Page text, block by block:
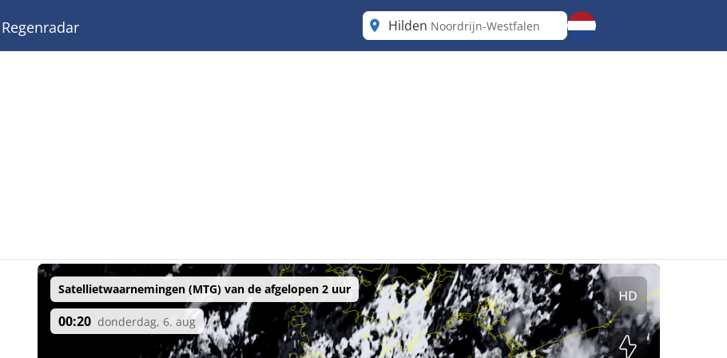
Regenradar Hilden Noordrijn-Westfalen
Satellietwaarnemingen (MTG) van de afgelopen 2 uur
00:20 donderdag, 6. aug